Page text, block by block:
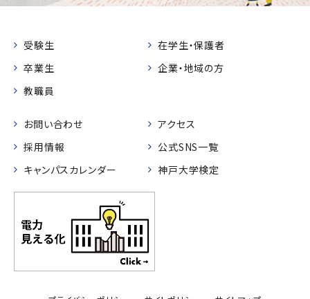
受験生
在学生・保護者
卒業生
企業・地域の方
教職員
お問い合わせ
アクセス
採用情報
公式SNS一覧
キャンパスカレンダー
神戸大学検定